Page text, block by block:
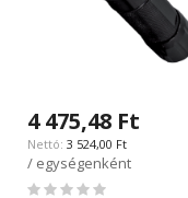
4 475,48 Ft
3 524,00 Ft
/ egységenként
Rating: